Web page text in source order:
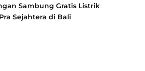
Sambung Gratis Listrik
Sejahtera di Bali